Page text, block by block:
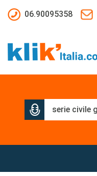
06.90095358